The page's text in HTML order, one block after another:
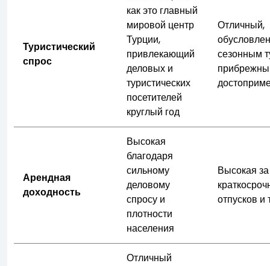
Туристический
спрос
как это главный
мировой центр
Турции,
привлекающий
деловых и
туристических
посетителей
круглый год
Отличный,
сезонным
Арендная
доходность
Высокая
благодаря
сильному
деловому
спросу и
плотности
населения
Высокая за
отпусков и
Отличный